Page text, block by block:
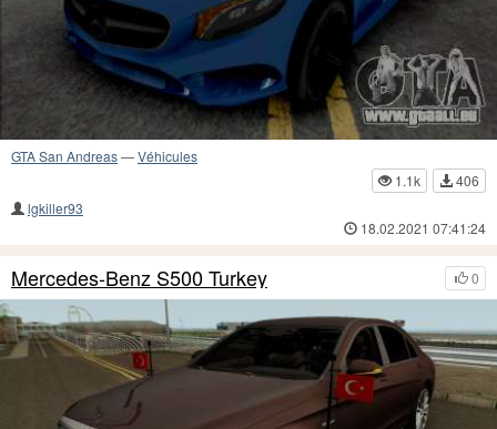
GTA San Andreas—Véhicules
1.1k
406
lgkiller93
18.02.2021 07:41:24
0
Mercedes-Benz S500 Turkey